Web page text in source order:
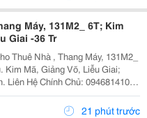
Máy, 131M2_ 6T; Kim
Giai -36 Tr
Thuê Nhà , Thang Máy, 131M2_
Kim Mã, Giảng Võ, Liễu Giai;
Liên Hệ Chính Chủ: 0946814103
Rộng, Thoáng. _Vị Trí Ngay Ngã
Kinh Doanh Sầm Uất,...21 phút trước